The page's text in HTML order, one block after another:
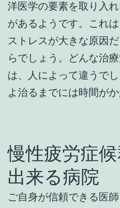
洋医学の要素を取り入
があるようです。これ
ストレスが大きな原因
らでしょう。どんな治
は、人によって違うで
よ治るまでには時間がか
慢性疲労症
出来る病院
ご自身が信頼できる医